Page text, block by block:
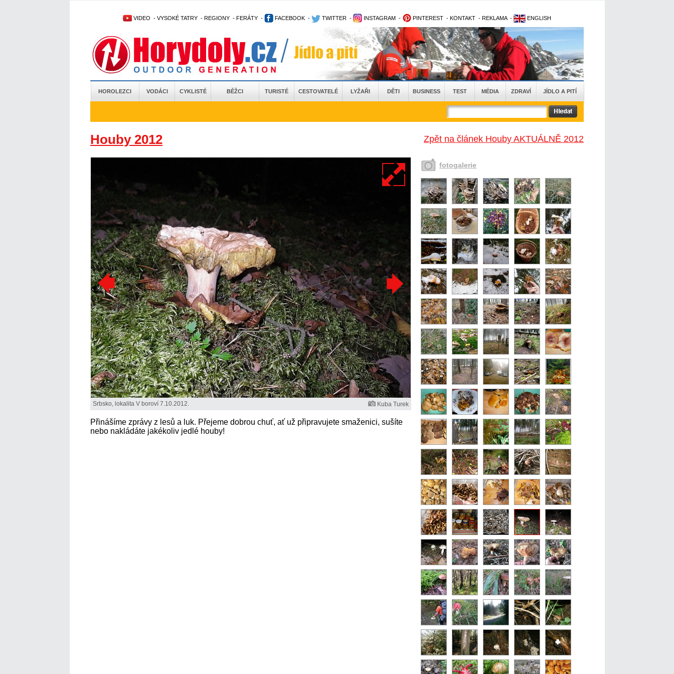
VIDEO - VYSOKÉ TATRY - REGIONY - FERÁTY - FACEBOOK - TWITTER - INSTAGRAM - PINTEREST - KONTAKT - REKLAMA - ENGLISH
HOROLEZCI VODÁCI CYKLISTÉ BĚŽCI TURISTÉ CESTOVATELÉ LYŽAŘI DĚTI BUSINESS TEST MÉDIA ZDRAVÍ JÍDLO A PITÍ
Zpět na článek Houby AKTUÁLNĚ 2012
Houby 2012
Srbsko, lokalita V boroví 7.10.2012. Kuba Turek
Přinášíme zprávy z lesů a luk. Přejeme dobrou chuť, ať už připravujete smaženici, sušíte
nebo nakládáte jakékoliv jedlé houby!
fotogalerie